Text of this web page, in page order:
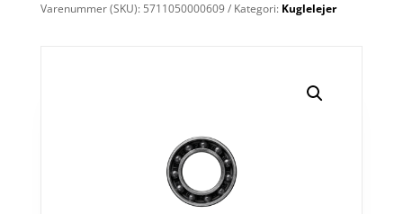
Varenummer (SKU): 5711050000609 Kategori: Kuglelejer